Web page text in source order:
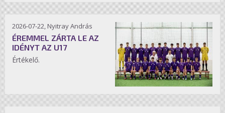
2026-07-22, Nyitray András
ÉREMMEL ZÁRTA LE AZ
IDÉNYT AZ U17
Értékelő.